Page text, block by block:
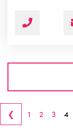
‹ 1 2 3 4